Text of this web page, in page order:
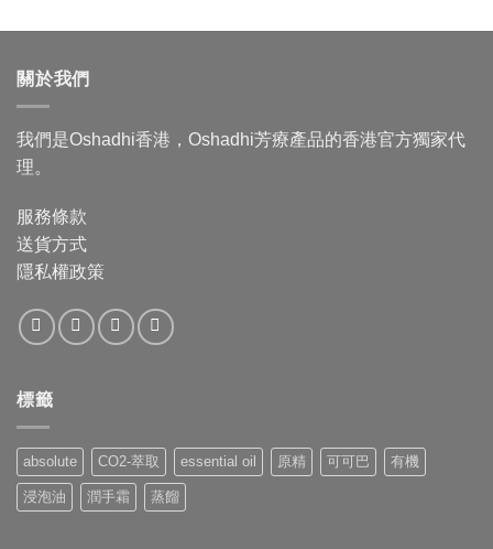
圍：
關於我們
我們是Oshadhi香港，Oshadhi芳療產品的香港官方獨家代
理。
服務條款
送貨方式
隱私權政策
標籤
absolute CO2-萃取 essential oil 原精 可可巴 有機
浸泡油 潤手霜 蒸餾